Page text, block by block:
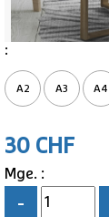
:
A2 A3 A4
30 CHF
Mge. :
-